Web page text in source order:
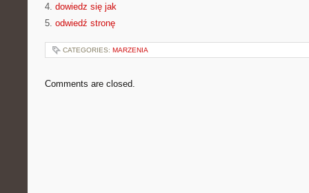
4. dowiedz się jak
5. odwiedź stronę
CATEGORIES: MARZENIA
Comments are closed.